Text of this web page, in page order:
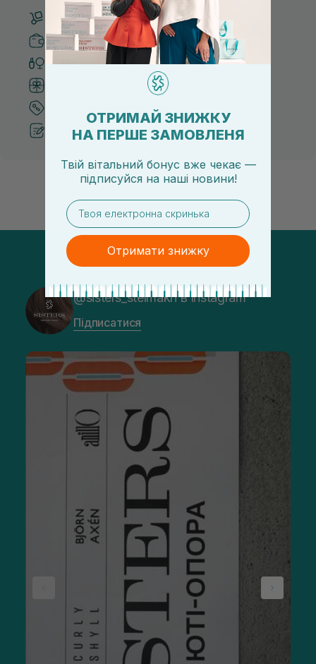
Безкоштовна доставка від 3000 UAH
Безпечні способи оплати
Тільки оригінальна косметика
Система бонусів та лояльності
Кращі ціни та топ товари
Рекомендації від косметологів
@sisters_stelmakh в Instagram
Підписатися
ОТРИМАЙ ЗНИЖКУ
НА ПЕРШЕ ЗАМОВЛЕНЯ
Твій вітальний бонус вже чекає —
підписуйся на наші новини!
email
Отримати знижку